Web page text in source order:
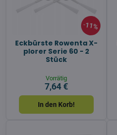
11%
Eckbürste Rowenta X-
plorer Serie 60 - 2
Stück
Vorrätig
7,64 €
In den Korb!